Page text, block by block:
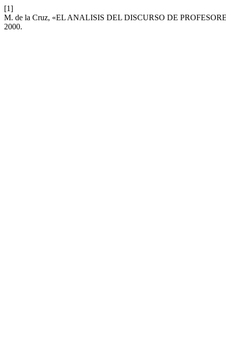
[1]
M. de la Cruz, «EL ANALISIS DEL DISCURSO DE
2000.